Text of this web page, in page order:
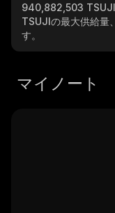
940,882,503 TSUJI
TSUJIの最大供給量
す。
マイノート